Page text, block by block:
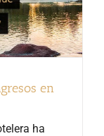
en
ha